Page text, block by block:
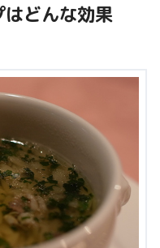
どんな効果